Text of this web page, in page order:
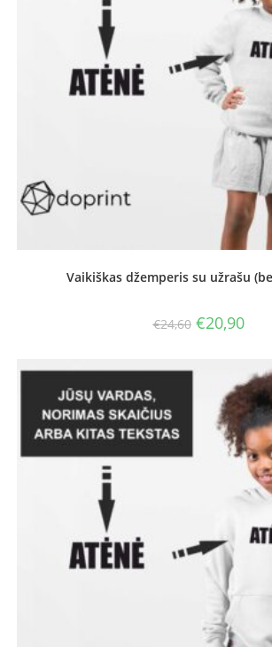
Vaikiškas džemperis su užrašu
€24,60 Original
price
€20,90price